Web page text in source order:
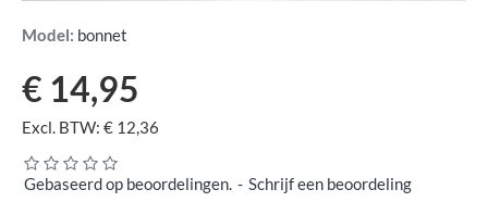
Model: bonnet
Gebaseerd op beoordelingen. - Schrijf een beoordeling
€ 14,95
Excl. BTW: € 12,36